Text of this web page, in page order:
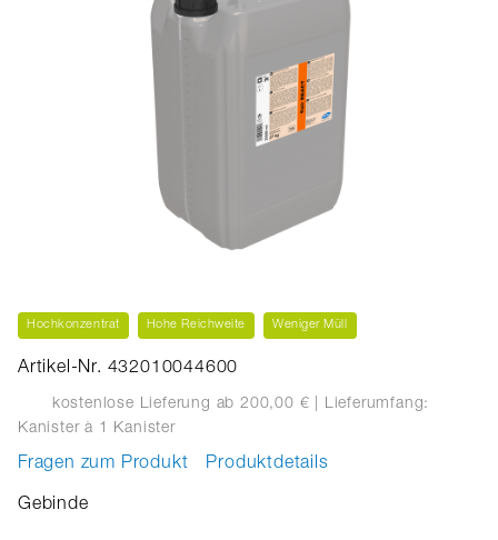
Hochkonzentrat Hohe Reichweite Weniger Müll
Artikel-Nr. 432010044600
kostenlose Lieferung ab 200,00 € | Lieferumfang:
Kanisterà 1 Kanister
Fragen zum Produkt Produktdetails
Gebinde